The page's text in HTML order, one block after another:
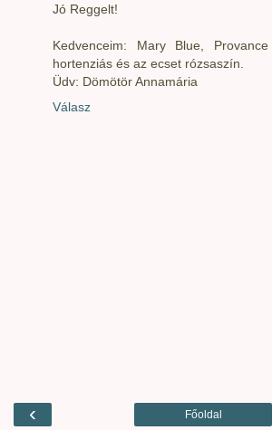
Jó Reggelt!
Kedvenceim: Mary Blue,
hortenziás és az ecset rózsaszín.
Üdv: Dömötör Annamária
Válasz
‹ Főoldal